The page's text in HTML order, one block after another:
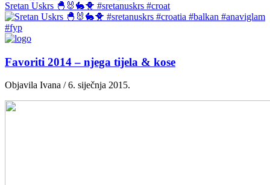
Sretan Uskrs 🐣🐰🐇🐥 #sretanuskrs #croat
Favoriti 2014 – njega tijela & kose
Objavila Ivana / 6. siječnja 2015.